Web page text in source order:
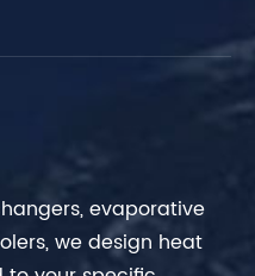
evaporative
we design heat